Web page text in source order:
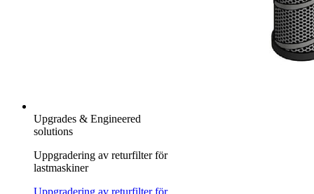
Upgrades & Engineered
solutions
Uppgradering av returfilter för
lastmaskiner